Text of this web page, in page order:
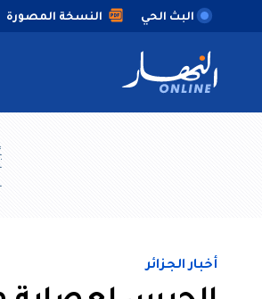
البث الحي النسخة المصورة
أخبار الجزائر